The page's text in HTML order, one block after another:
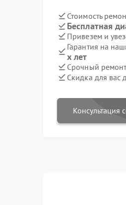
Стоимость
Бесплатная
Привезем и
Гарантия на
х лет
Срочный
Скидка для вас
Консультация